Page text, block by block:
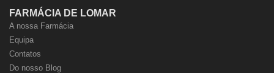
FARMÁCIA DE LOMAR
A nossa Farmácia
Equipa
Contatos
Do nosso Blog